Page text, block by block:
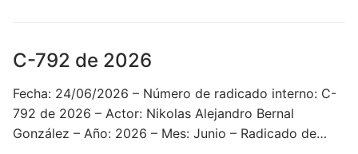
C-792 de 2026
Fecha: 24/06/2026 – Número de radicado interno: C-
792 de 2026 – Actor: Nikolas Alejandro Bernal
González – Año: 2026 – Mes: Junio – Radicado de…